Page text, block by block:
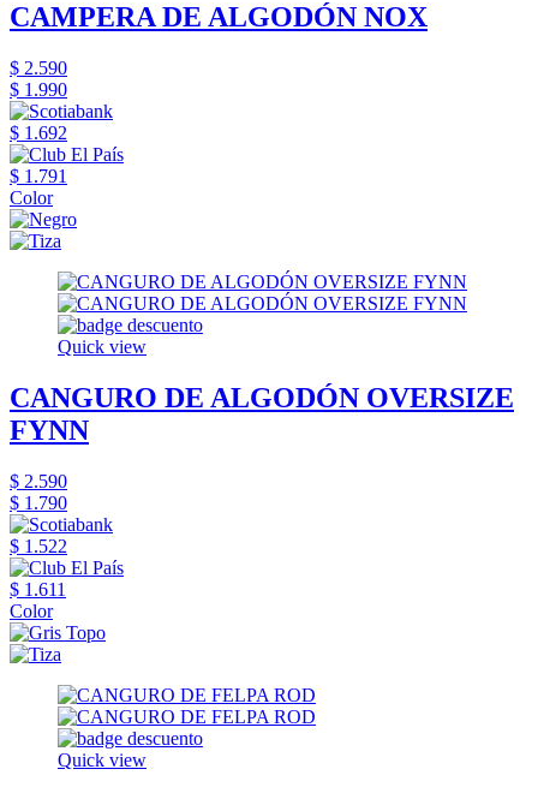
CAMPERA DE ALGODÓN NOX
$ 2.590
$ 1.990
$ 1.692
$ 1.791
Color
Quick view
CANGURO DE ALGODÓN OVERSIZE
FYNN
$ 2.590
$ 1.790
$ 1.522
$ 1.611
Color
Quick view